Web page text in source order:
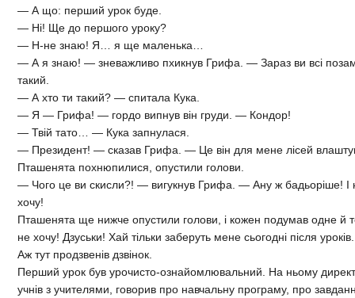
— А що: перший урок буде.
— Ні! Ще до першого уроку?
— Н-не знаю! Я… я ще маленька…
— А я знаю! — зневажливо пхикнув Грифа. — Зараз ви всі
такий.
— А хто ти такий? — спитала Кука.
— Я — Грифа! — гордо випнув він груди. — Кондор!
— Твій тато… — Кука запнулася.
— Президент! — сказав Грифа. — Це він для мене лісей
Пташенята похнюпилися, опустили голови.
— Чого це ви скисли?! — вигукнув Грифа. — Ану ж бадьоріше! І
хочу!
Пташенята ще нижче опустили голови, і кожен подумав одне й
не хочу! Дзуськи! Хай тільки заберуть мене сьогодні після
Аж тут продзвенів дзвінок.
Перший урок був урочисто-ознайомлювальний. На ньому
учнів з учителями, говорив про навчальну програму, про